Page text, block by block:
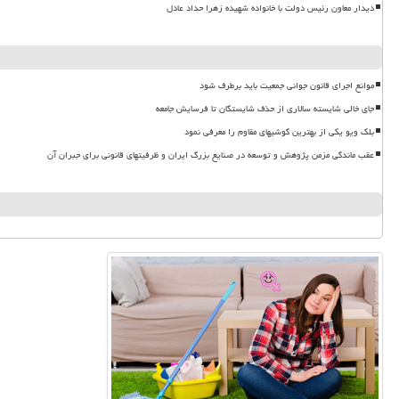
دیدار معاون رئیس دولت با خانواده شهیده زهرا حداد عادل
موانع اجرای قانون جوانی جمعیت باید برطرف شود
جای خالی شایسته سالاری از حذف شایستگان تا فرسایش جامعه
بلک ویو یکی از بهترین گوشیهای مقاوم را معرفی نمود
عقب ماندگی مزمن پژوهش و توسعه در صنایع بزرگ ایران و ظرفیتهای قانونی برای جبران آن